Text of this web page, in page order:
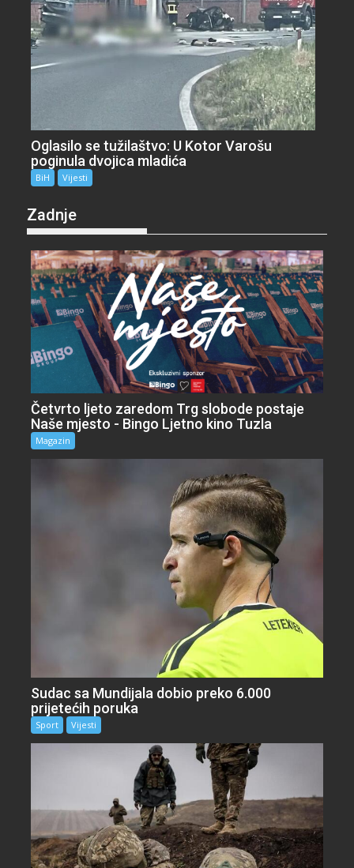
Oglasilo se tužilaštvo: U Kotor Varošu
poginula dvojica mladića
BiH Vijesti
Zadnje
Četvrto ljeto zaredom Trg slobode postaje
Naše mjesto - Bingo Ljetno kino Tuzla
Magazin
Sudac sa Mundijala dobio preko 6.000
prijetećih poruka
Sport Vijesti